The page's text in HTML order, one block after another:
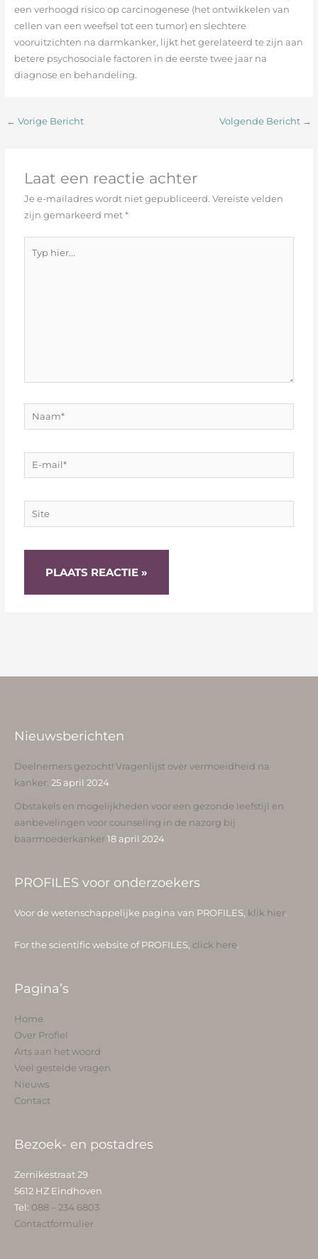
een verhoogd risico op carcinogenese (het ontwikkelen van
cellen van een weefsel tot een tumor) en slechtere
vooruitzichten na darmkanker, lijkt het gerelateerd te zijn aan
betere psychosociale factoren in de eerste twee jaar na
diagnose en behandeling.
← Vorige Bericht Volgende Bericht →
Laat een reactie achter
Je e-mailadres wordt niet gepubliceerd. Vereiste velden
zijn gemarkeerd met*
hier...
Naam*
E-
mail*
Site
Nieuwsberichten
Deelnemers gezocht! Vragenlijst over vermoeidheid na
kanker. 25 april 2024
Obstakels en mogelijkheden voor een gezonde leefstijl en
aanbevelingen voor counseling in de nazorg bij
baarmoederkanker 18 april 2024
PROFILES voor onderzoekers
Voor de wetenschappelijke pagina van PROFILES, klik hier
For the scientific website of PROFILES, click here.
Pagina’s
Home
Over Profiel
Arts aan het woord
Veel gestelde vragen
Nieuws
Contact
Bezoek- en postadres
Zernikestraat 29
5612 HZ Eindhoven
Tel: 088 – 234 6803
Contactformulier